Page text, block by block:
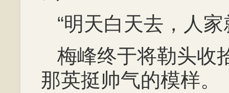
“明天白天去，人
梅峰终于将勒头收
那英挺帅气的模样。